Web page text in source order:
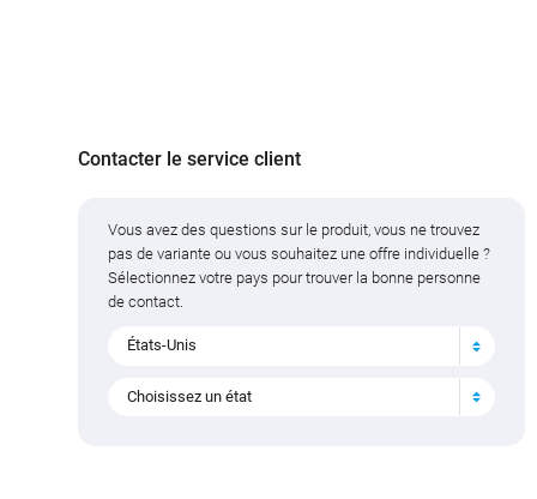
Contacter le service client
Vous avez des questions sur le produit, vous ne trouvez
pas de variante ou vous souhaitez une offre individuelle ?
Sélectionnez votre pays pour trouver la bonne personne
de contact.
États-Unis
Choisissez un état